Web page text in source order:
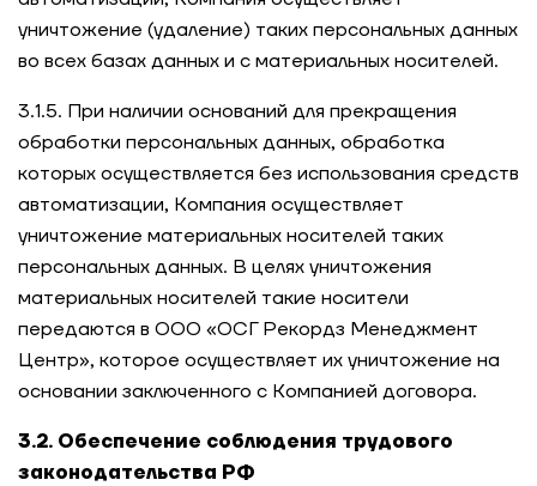
уничтожение (удаление) таких персональных данных
во всех базах данных и с материальных носителей.
3.1.5. При наличии оснований для прекращения
обработки персональных данных, обработка
которых осуществляется без использования средств
автоматизации, Компания осуществляет
уничтожение материальных носителей таких
персональных данных. В целях уничтожения
материальных носителей такие носители
передаются в ООО «ОСГ Рекордз Менеджмент
Центр», которое осуществляет их уничтожение на
основании заключенного с Компанией договора.
3.2. Обеспечение соблюдения трудового
законодательства РФ